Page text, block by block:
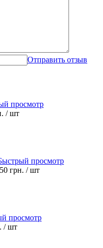
Отправить отзыв
просмотр
/ шт
просмотр
грн. / шт
просмотр
/ шт